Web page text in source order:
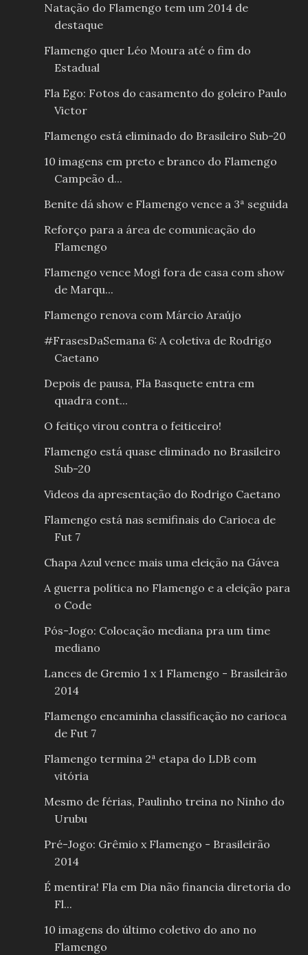
Natação do Flamengo tem um 2014 de
destaque
Flamengo quer Léo Moura até o fim do
Estadual
Fla Ego: Fotos do casamento do goleiro Paulo
Victor
Flamengo está eliminado do Brasileiro Sub-20
10 imagens em preto e branco do Flamengo
Campeão d...
Benite dá show e Flamengo vence a 3ª seguida
Reforço para a área de comunicação do
Flamengo
Flamengo vence Mogi fora de casa com show
de Marqu...
Flamengo renova com Márcio Araújo
#FrasesDaSemana 6: A coletiva de Rodrigo
Caetano
Depois de pausa, Fla Basquete entra em
quadra cont...
O feitiço virou contra o feiticeiro!
Flamengo está quase eliminado no Brasileiro
Sub-20
Videos da apresentação do Rodrigo Caetano
Flamengo está nas semifinais do Carioca de
Fut 7
Chapa Azul vence mais uma eleição na Gávea
A guerra política no Flamengo e a eleição para
o Code
Pós-Jogo: Colocação mediana pra um time
mediano
Lances de Gremio 1 x 1 Flamengo - Brasileirão
2014
Flamengo encaminha classificação no carioca
de Fut 7
Flamengo termina 2ª etapa do LDB com
vitória
Mesmo de férias, Paulinho treina no Ninho do
Urubu
Pré-Jogo: Grêmio x Flamengo - Brasileirão
2014
É mentira! Fla em Dia não financia diretoria do
Fl...
10 imagens do último coletivo do ano no
Flamengo